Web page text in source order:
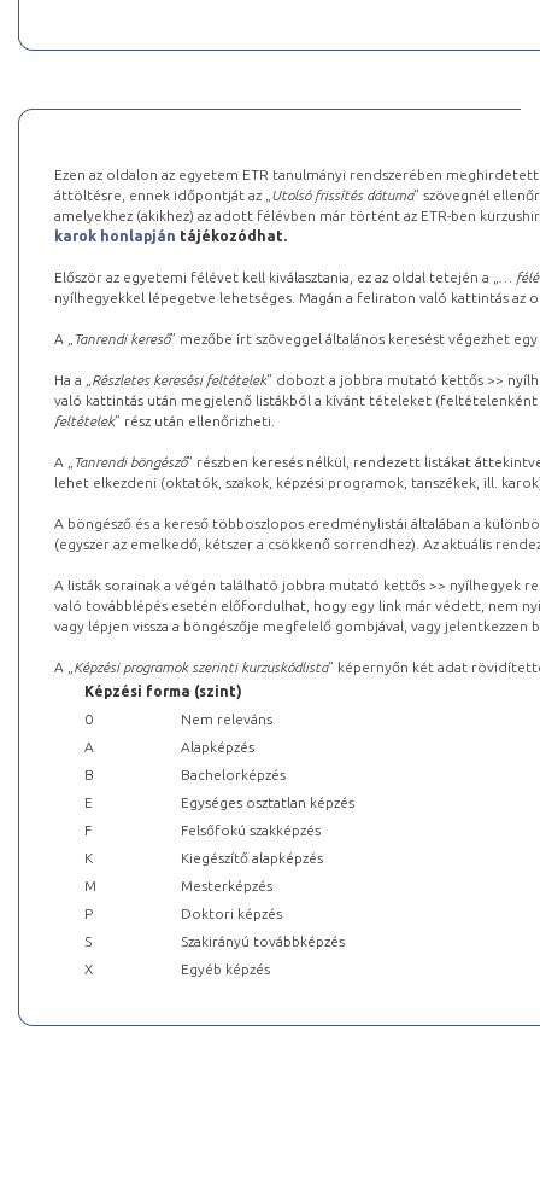
Ezen az oldalon az egyetem ETR tanulmányi rendszerében
áttöltésre, ennek időpontját az „ Utolsó frissítés dátuma” szövegnél
amelyekhez (akikhez) az adott félévben már történt az ETR-ben
karok honlapján tájékozódhat.
Először az egyetemi félévet kell kiválasztania, ez az oldal tetején a „
…
nyílhegyekkel lépegetve lehetséges. Magán a feliraton való kattintás az
A „ Tanrendi kereső” mezőbe írt szöveggel általános keresést végezhet
Ha a „ Részletes keresési feltételek” dobozt a jobbra mutató kettős >>
való kattintás után megjelenő listákból a kívánt tételeket (feltételenként
feltételek” rész után ellenőrizheti.
A „ Tanrendi böngésző” részben keresés nélkül, rendezett listákat
lehet elkezdeni (oktatók, szakok, képzési programok, tanszékek, ill.
A böngésző és a kereső többoszlopos eredménylistái általában a
(egyszer az emelkedő, kétszer a csökkenő sorrendhez). Az aktuális
A listák sorainak a végén található jobbra mutató kettős >> nyílhegyek
való továbblépés esetén előfordulhat, hogy egy link már védett, nem
vagy lépjen vissza a böngészője megfelelő gombjával, vagy
A „ Képzési programok szerinti kurzuskódlista” képernyőn két adat
Képzési forma (szint)
0
Nem releváns
A
Alapképzés
B
Bachelorképzés
E
Egységes osztatlan képzés
F
Felsőfokú szakképzés
K
Kiegészítő alapképzés
M
Mesterképzés
P
Doktori képzés
S
Szakirányú továbbképzés
X
Egyéb képzés